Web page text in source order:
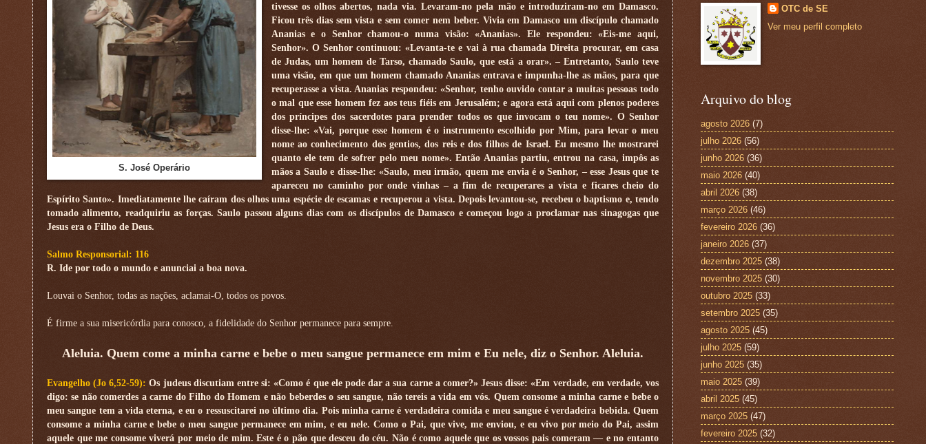
S. José Operário
tivesse os olhos abertos, nada via. Levaram-no pela mão e introduziram-no em Damasco.
Ficou três dias sem vista e sem comer nem beber. Vivia em Damasco um discípulo chamado
Ananias e o Senhor chamou-o numa visão: «Ananias». Ele respondeu: «Eis-me aqui,
Senhor». O Senhor continuou: «Levanta-te e vai à rua chamada Direita procurar, em casa
de Judas, um homem de Tarso, chamado Saulo, que está a orar». – Entretanto, Saulo teve
uma visão, em que um homem chamado Ananias entrava e impunha-lhe as mãos, para que
recuperasse a vista. Ananias respondeu: «Senhor, tenho ouvido contar a muitas pessoas todo
o mal que esse homem fez aos teus fiéis em Jerusalém; e agora está aqui com plenos poderes
dos príncipes dos sacerdotes para prender todos os que invocam o teu nome». O Senhor
disse-lhe: «Vai, porque esse homem é o instrumento escolhido por Mim, para levar o meu
nome ao conhecimento dos gentios, dos reis e dos filhos de Israel. Eu mesmo lhe mostrarei
quanto ele tem de sofrer pelo meu nome». Então Ananias partiu, entrou na casa, impôs as
mãos a Saulo e disse-lhe: «Saulo, meu irmão, quem me envia é o Senhor, – esse Jesus que te
apareceu no caminho por onde vinhas – a fim de recuperares a vista e ficares cheio do
Espírito Santo». Imediatamente lhe caíram dos olhos uma espécie de escamas e recuperou a vista. Depois levantou-se, recebeu o baptismo e, tendo
tomado alimento, readquiriu as forças. Saulo passou alguns dias com os discípulos de Damasco e começou logo a proclamar nas sinagogas que
Jesus era o Filho de Deus.
Salmo Responsorial: 116
R. Ide por todo o mundo e anunciai a boa nova.
Louvai o Senhor, todas as nações, aclamai-O, todos os povos.
É firme a sua misericórdia para conosco, a fidelidade do Senhor permanece para sempre.
Aleluia. Quem come a minha carne e bebe o meu sangue permanece em mim e Eu nele, diz o Senhor. Aleluia.
Evangelho (Jo 6,52-59):Os judeus discutiam entre si: «Como é que ele pode dar a sua carne a comer?» Jesus disse: «Em verdade, em verdade, vos
digo: se não comerdes a carne do Filho do Homem e não beberdes o seu sangue, não tereis a vida em vós. Quem consome a minha carne e bebe o
meu sangue tem a vida eterna, e eu o ressuscitarei no último dia. Pois minha carne é verdadeira comida e meu sangue é verdadeira bebida. Quem
consome a minha carne e bebe o meu sangue permanece em mim, e eu nele. Como o Pai, que vive, me enviou, e eu vivo por meio do Pai, assim
aquele que me consome viverá por meio de mim. Este é o pão que desceu do céu. Não é como aquele que os vossos pais comeram — e no entanto
OTC de SE
Ver meu perfil completo
Arquivo do blog
agosto 2026 (7)
julho 2026 (56)
junho 2026 (36)
maio 2026 (40)
abril 2026 (38)
março 2026 (46)
fevereiro 2026 (36)
janeiro 2026 (37)
dezembro 2025 (38)
novembro 2025 (30)
outubro 2025 (33)
setembro 2025 (35)
agosto 2025 (45)
julho 2025 (59)
junho 2025 (35)
maio 2025 (39)
abril 2025 (45)
março 2025 (47)
fevereiro 2025 (32)